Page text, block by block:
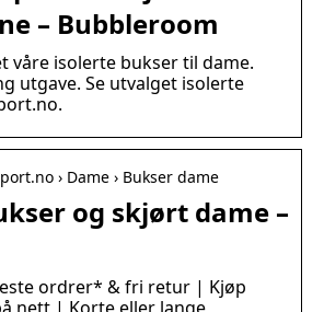
– Bubbleroom
våre isolerte bukser til dame.
utgave. Se utvalget isolerte
› Dame › Bukser dame
og skjørt dame –
ordrer* & fri retur | Kjøp